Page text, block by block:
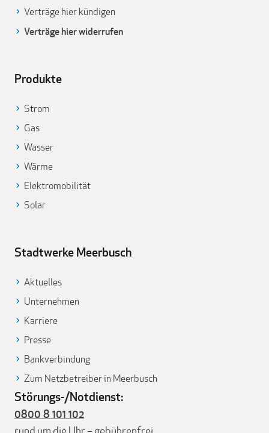
Verträge hier kündigen
Verträge hier widerrufen
Produkte
Strom
Gas
Wasser
Wärme
Elektromobilität
Solar
Stadtwerke Meerbusch
Aktuelles
Unternehmen
Karriere
Presse
Bankverbindung
Zum Netzbetreiber in Meerbusch
Störungs-/Notdienst:
0800 8 101 102